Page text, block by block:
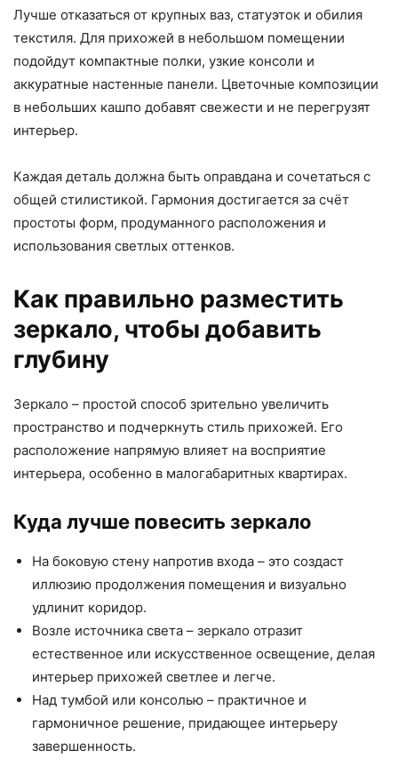
Лучше отказаться от крупных ваз, статуэток и обилия
текстиля. Для прихожей в небольшом помещении
подойдут компактные полки, узкие консоли и
аккуратные настенные панели. Цветочные композиции
в небольших кашпо добавят свежести и не перегрузят
интерьер.
Каждая деталь должна быть оправдана и сочетаться с
общей стилистикой. Гармония достигается за счёт
простоты форм, продуманного расположения и
использования светлых оттенков.
Как правильно разместить
зеркало, чтобы добавить
глубину
Зеркало – простой способ зрительно увеличить
пространство и подчеркнуть стиль прихожей. Его
расположение напрямую влияет на восприятие
интерьера, особенно в малогабаритных квартирах.
Куда лучше повесить зеркало
На боковую стену напротив входа – это создаст
иллюзию продолжения помещения и визуально
удлинит коридор.
Возле источника света – зеркало отразит
естественное или искусственное освещение, делая
интерьер прихожей светлее и легче.
Над тумбой или консолью – практичное и
гармоничное решение, придающее интерьеру
завершенность.